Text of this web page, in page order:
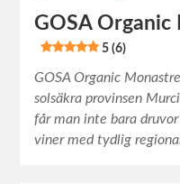
GOSA
5 (6)
GOSA Organic
solsäkra provinsen
får man inte bara
viner med tydlig